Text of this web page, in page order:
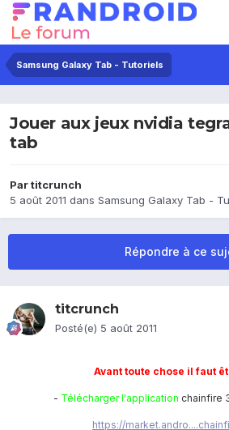
Samsung Galaxy Tab - Tutoriels
Jouer aux jeux nvidia
tab
Partitcrunch
5 août 2011 dans Samsung Galaxy Tab -
Répondre à ce
titcrunch
Posté(e) 5 août 2011
Avant toute chose il faut
- Télécharger l'application chainfire
https://